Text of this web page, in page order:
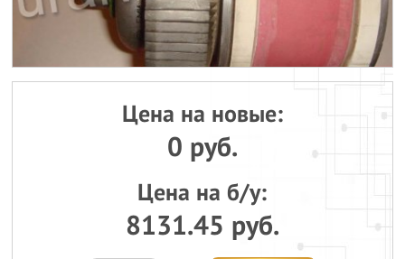
Цена на новые:
0 руб.
Цена на б/у:
8131.45 руб.